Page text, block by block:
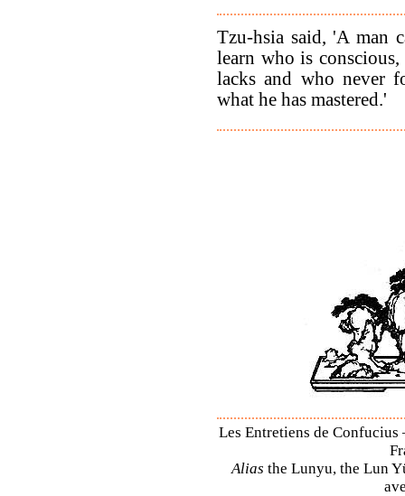
Tzu-hsia said, 'A man
learn who is
lacks and who never
what he has mastered.'
Les Entretiens de
Alias the Lunyu, the Lun